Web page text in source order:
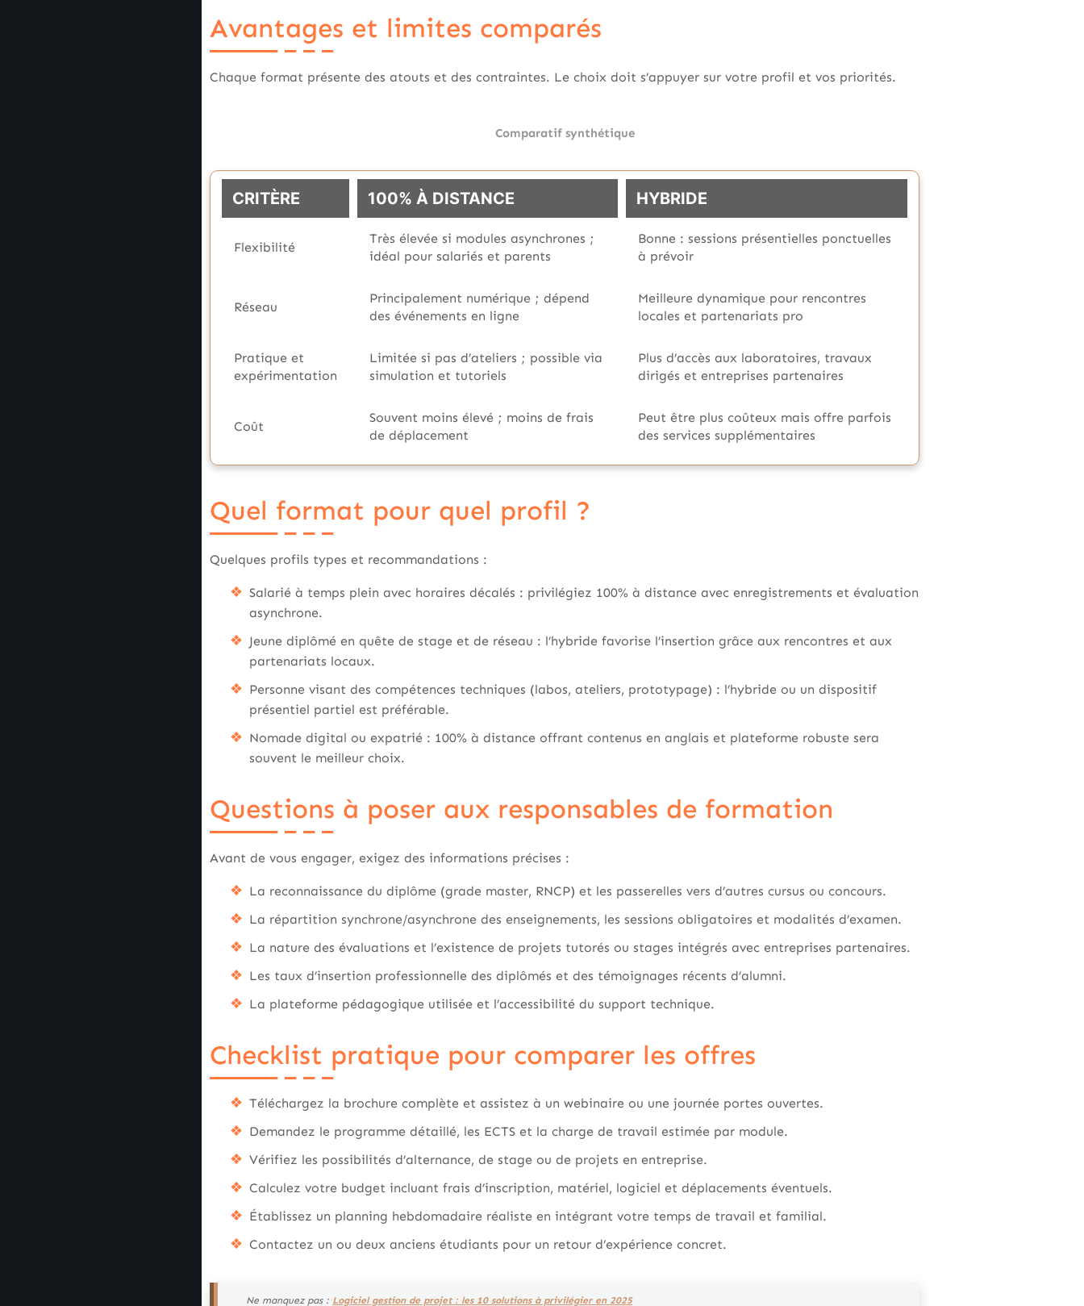
Avantages et limites comparés
Chaque format présente des atouts et des contraintes. Le choix doit s’appuyer sur votre profil et vos priorités.
Comparatif synthétique
CRITÈRE 100% À DISTANCE HYBRIDE
Flexibilité
Très élevée si modules asynchrones ;
idéal pour salariés et parents
Bonne : sessions présentielles ponctuelles
à prévoir
Réseau
Principalement numérique ; dépend
des événements en ligne
Meilleure dynamique pour rencontres
locales et partenariats pro
Pratique et
expérimentation
Limitée si pas d’ateliers ; possible via
simulation et tutoriels
Plus d’accès aux laboratoires, travaux
dirigés et entreprises partenaires
Coût
Souvent moins élevé ; moins de frais
de déplacement
Peut être plus coûteux mais offre parfois
des services supplémentaires
Quel format pour quel profil ?
Quelques profils types et recommandations :
Salarié à temps plein avec horaires décalés : privilégiez 100% à distance avec enregistrements et évaluation
asynchrone.
Jeune diplômé en quête de stage et de réseau : l’hybride favorise l’insertion grâce aux rencontres et aux
partenariats locaux.
Personne visant des compétences techniques (labos, ateliers, prototypage) : l’hybride ou un dispositif
présentiel partiel est préférable.
Nomade digital ou expatrié : 100% à distance offrant contenus en anglais et plateforme robuste sera
souvent le meilleur choix.
Questions à poser aux responsables de formation
Avant de vous engager, exigez des informations précises :
La reconnaissance du diplôme (grade master, RNCP) et les passerelles vers d’autres cursus ou concours.
La répartition synchrone/asynchrone des enseignements, les sessions obligatoires et modalités d’examen.
La nature des évaluations et l’existence de projets tutorés ou stages intégrés avec entreprises partenaires.
Les taux d’insertion professionnelle des diplômés et des témoignages récents d’alumni.
La plateforme pédagogique utilisée et l’accessibilité du support technique.
Checklist pratique pour comparer les offres
Téléchargez la brochure complète et assistez à un webinaire ou une journée portes ouvertes.
Demandez le programme détaillé, les ECTS et la charge de travail estimée par module.
Vérifiez les possibilités d’alternance, de stage ou de projets en entreprise.
Calculez votre budget incluant frais d’inscription, matériel, logiciel et déplacements éventuels.
Établissez un planning hebdomadaire réaliste en intégrant votre temps de travail et familial.
Contactez un ou deux anciens étudiants pour un retour d’expérience concret.
Ne manquez pas : Logiciel gestion de projet : les 10 solutions à privilégier en 2025